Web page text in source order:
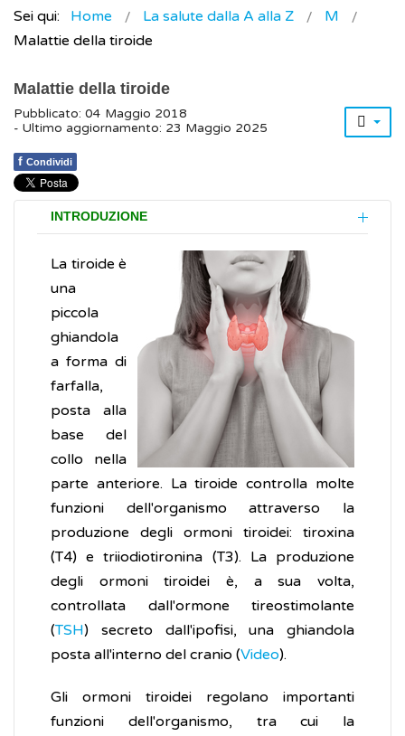
Sei qui: Home La salute dalla A alla Z
M
Malattie della tiroide
Malattie della tiroide
Pubblicato: 04 Maggio 2018
- Ultimo aggiornamento: 23 Maggio 2025
f Condividi
INTRODUZIONE
La tiroide è
una
piccola
ghiandola
a forma di
farfalla,
posta alla
base del
collo nella
parte anteriore. La tiroide controlla molte
funzioni dell'organismo attraverso la
produzione degli ormoni tiroidei: tiroxina
(T4) e triiodiotironina (T3). La produzione
degli ormoni tiroidei è, a sua volta,
controllata dall'ormone tireostimolante
(TSH) secreto dall'ipofisi, una ghiandola
posta all'interno del cranio (Video).
Gli ormoni tiroidei regolano importanti
funzioni dell'organismo, tra cui la